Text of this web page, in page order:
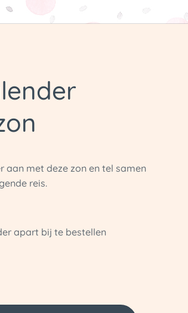
aan met deze zon en tel samen
reis.
apart bij te bestellen